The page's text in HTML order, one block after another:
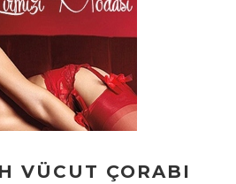
VÜCUT ÇORABI